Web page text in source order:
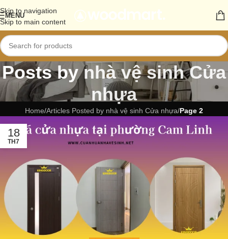
Skip to navigation
Skip to main content
MENU
Posts bynhà vệ sinh Cửa
nhựa
Home/Articles Posted by nhà vệ sinh Cửa nhựa/Page 2
18
TH7